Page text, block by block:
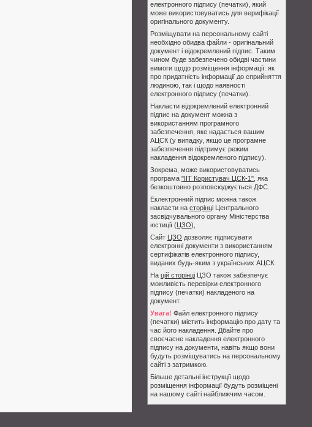
електронного підпису (печатки), який
може використовуватись для верифікації
оригінального документу.
Розміщувати на персональному сайті
необхідно обидва файли - оригінальний
документ і відокремлений підпис. Таким
чином буде забезпечено обидві частини
вимоги щодо розміщення інформації: як
про придатність інформації до сприйняття
людиною, так і щодо наявності
електронного підпису (печатки).
Накласти відокремлений електронний
підпис на документ можна з
використанням програмного
забезпечення, яке надається вашим
АЦСК (у випадку, якщо це програмне
забезпечення підтримує режим
накладення відокремленого підпису).
Зокрема, може використовуватись
програма "ІІТ Користувач ЦСК-1" , яка
безкоштовно розповсюджується ДФС.
Еклектронний підпис можна також
накласти на сторінці Центрального
засвідчувального органу Міністерства
юстиції (ЦЗО),
Сайт ЦЗО дозволяє підписувати
електронні документи з використанням
сертифікатів електронного підпису,
виданих будь-яким з українських АЦСК.
На цій сторінці ЦЗО також забезпечує
можливість перевірки електронного
підпису (печатки) накладеного на
документ.
Увага! Файл електронного підпису
(печатки) містить інформацію про дату та
час його накладення. Дбайте про
своєчасне накладення електронного
підпису на документи, навіть якщо вони
будуть розміщуватись на персональному
сайті з затримкою.
Більше детальні інструкції щодо
розміщення інформації будуть розміщені
на нашому сайті найближчим часом.